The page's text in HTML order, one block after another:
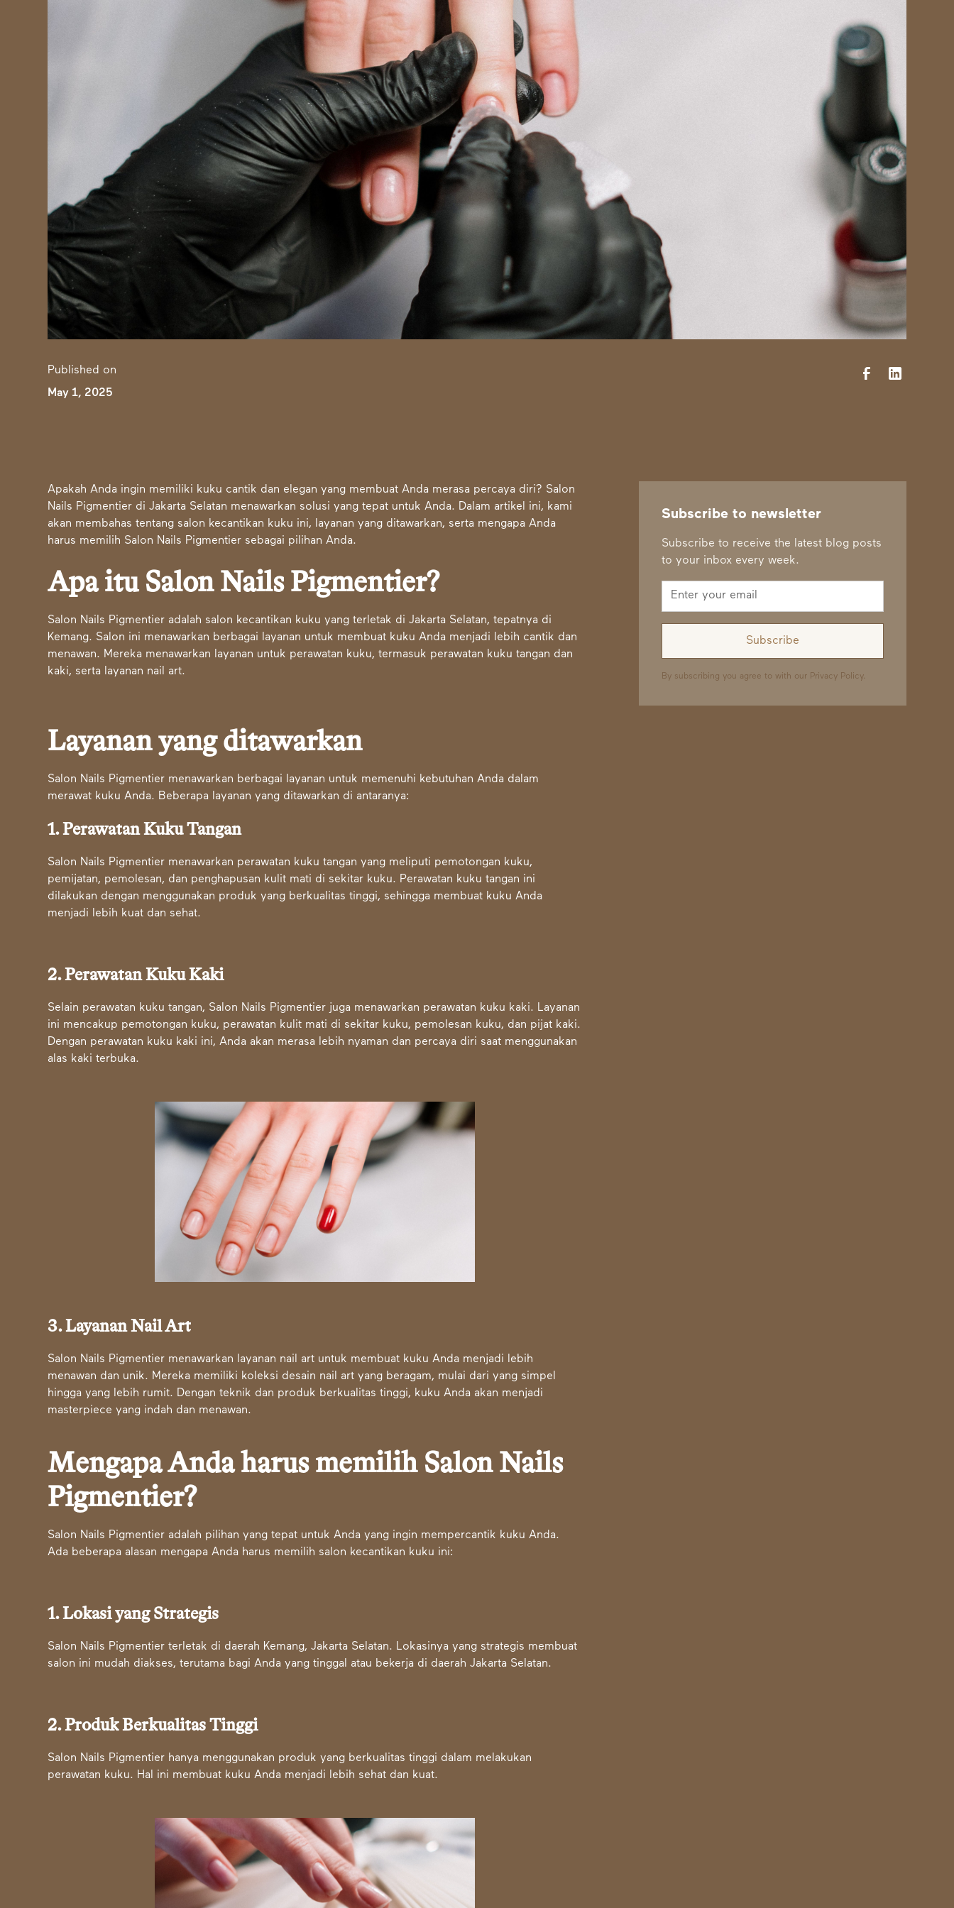
Published on
May 1, 2025
Apakah Anda ingin memiliki kuku cantik dan elegan yang membuat Anda merasa percaya diri? Salon
Nails Pigmentier di Jakarta Selatan menawarkan solusi yang tepat untuk Anda. Dalam artikel ini, kami
akan membahas tentang salon kecantikan kuku ini, layanan yang ditawarkan, serta mengapa Anda
harus memilih Salon Nails Pigmentier sebagai pilihan Anda.
Apa itu Salon Nails Pigmentier?
Salon Nails Pigmentier adalah salon kecantikan kuku yang terletak di Jakarta Selatan, tepatnya di
Kemang. Salon ini menawarkan berbagai layanan untuk membuat kuku Anda menjadi lebih cantik dan
menawan. Mereka menawarkan layanan untuk perawatan kuku, termasuk perawatan kuku tangan dan
kaki, serta layanan nail art.
Layanan yang ditawarkan
Salon Nails Pigmentier menawarkan berbagai layanan untuk memenuhi kebutuhan Anda dalam
merawat kuku Anda. Beberapa layanan yang ditawarkan di antaranya:
1. Perawatan Kuku Tangan
Salon Nails Pigmentier menawarkan perawatan kuku tangan yang meliputi pemotongan kuku,
pemijatan, pemolesan, dan penghapusan kulit mati di sekitar kuku. Perawatan kuku tangan ini
dilakukan dengan menggunakan produk yang berkualitas tinggi, sehingga membuat kuku Anda
menjadi lebih kuat dan sehat.
2. Perawatan Kuku Kaki
Selain perawatan kuku tangan, Salon Nails Pigmentier juga menawarkan perawatan kuku kaki. Layanan
ini mencakup pemotongan kuku, perawatan kulit mati di sekitar kuku, pemolesan kuku, dan pijat kaki.
Dengan perawatan kuku kaki ini, Anda akan merasa lebih nyaman dan percaya diri saat menggunakan
alas kaki terbuka.
3. Layanan Nail Art
Salon Nails Pigmentier menawarkan layanan nail art untuk membuat kuku Anda menjadi lebih
menawan dan unik. Mereka memiliki koleksi desain nail art yang beragam, mulai dari yang simpel
hingga yang lebih rumit. Dengan teknik dan produk berkualitas tinggi, kuku Anda akan menjadi
masterpiece yang indah dan menawan.
Mengapa Anda harus memilih Salon Nails
Pigmentier?
Salon Nails Pigmentier adalah pilihan yang tepat untuk Anda yang ingin mempercantik kuku Anda.
Ada beberapa alasan mengapa Anda harus memilih salon kecantikan kuku ini:
1. Lokasi yang Strategis
Salon Nails Pigmentier terletak di daerah Kemang, Jakarta Selatan. Lokasinya yang strategis membuat
salon ini mudah diakses, terutama bagi Anda yang tinggal atau bekerja di daerah Jakarta Selatan.
2. Produk Berkualitas Tinggi
Salon Nails Pigmentier hanya menggunakan produk yang berkualitas tinggi dalam melakukan
perawatan kuku. Hal ini membuat kuku Anda menjadi lebih sehat dan kuat.
Subscribe to newsletter
Subscribe to receive the latest blog posts
to your inbox every week.
By subscribing you agree to with our Privacy Policy.